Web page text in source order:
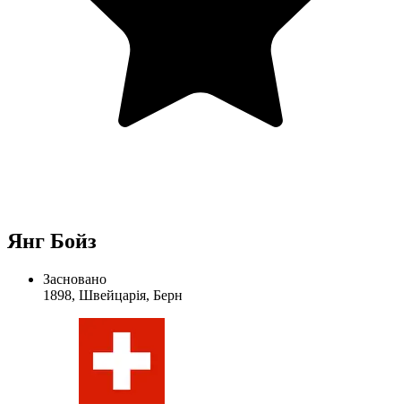
Янг Бойз
Засновано
1898, Швейцарія, Берн